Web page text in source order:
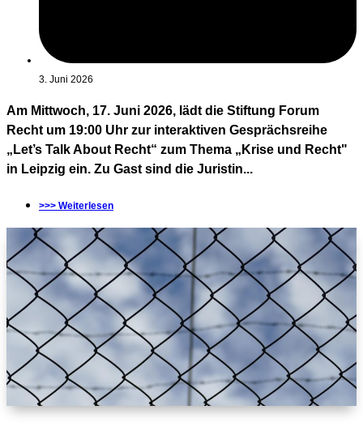
3. Juni 2026
Am Mittwoch, 17. Juni 2026, lädt die Stiftung Forum
Recht um 19:00 Uhr zur interaktiven Gesprächsreihe
„Let’s Talk About Recht“ zum Thema „Krise und Recht"
in Leipzig ein. Zu Gast sind die Juristin...
>>> Weiterlesen